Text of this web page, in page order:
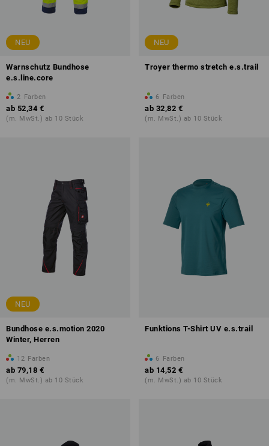
NEU
Warnschutz Bundhose
e.s.line.core
2 Farben
ab 52,34 €
(m. MwSt.) ab 10 Stück
NEU
Troyer thermo stretch e.s.trail
6 Farben
ab 32,82 €
(m. MwSt.) ab 10 Stück
NEU
Bundhose e.s.motion 2020
Winter, Herren
12 Farben
ab 79,18 €
(m. MwSt.) ab 10 Stück
Funktions T-Shirt UV e.s.trail
6 Farben
ab 14,52 €
(m. MwSt.) ab 10 Stück